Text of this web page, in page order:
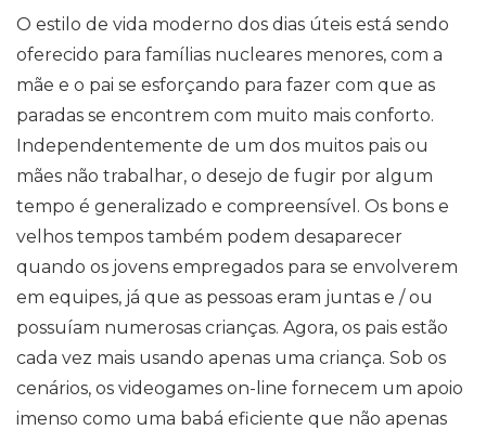
O estilo de vida moderno dos dias úteis está sendo
oferecido para famílias nucleares menores, com a
mãe e o pai se esforçando para fazer com que as
paradas se encontrem com muito mais conforto.
Independentemente de um dos muitos pais ou
mães não trabalhar, o desejo de fugir por algum
tempo é generalizado e compreensível. Os bons e
velhos tempos também podem desaparecer
quando os jovens empregados para se envolverem
em equipes, já que as pessoas eram juntas e / ou
possuíam numerosas crianças. Agora, os pais estão
cada vez mais usando apenas uma criança. Sob os
cenários, os videogames on-line fornecem um apoio
imenso como uma babá eficiente que não apenas